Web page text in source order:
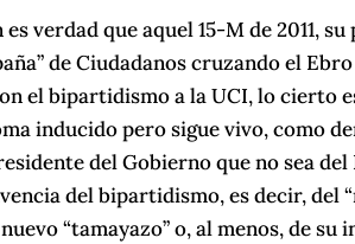
verdad que aquel 15-M de 2011,
de Ciudadanos cruzando el
el bipartidismo a la UCI, lo cierto
inducido pero sigue vivo, como
del Gobierno que no sea del
del bipartidismo, es decir, del
“tamayazo” o, al menos, de su